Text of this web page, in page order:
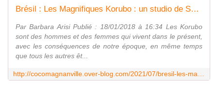
Brésil : Les Magnifiques Korubo : un studio de Sebastião Salgado dans la selva amazonienne - coco Magnanville
Par Barbara Arisi Publié : 18/01/2018 à 16:34 Les Korubo
sont des hommes et des femmes qui vivent dans le présent,
avec les conséquences de notre époque, en même temps
que tous les autres êt...